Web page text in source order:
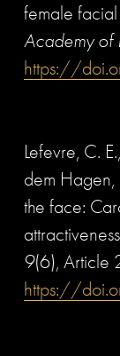
female
Academy of
https://
Lefevre, C.
dem Hagen,
the face:
9
https://